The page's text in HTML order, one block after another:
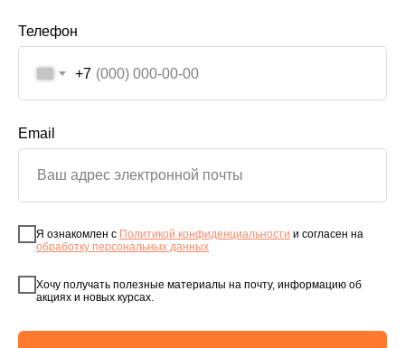
Телефон
+7
Email
Я ознакомлен с Политикой конфиденциальности и согласен на
обработку персональных данных
Хочу получать полезные материалы на почту, информацию об
акциях и новых курсах.